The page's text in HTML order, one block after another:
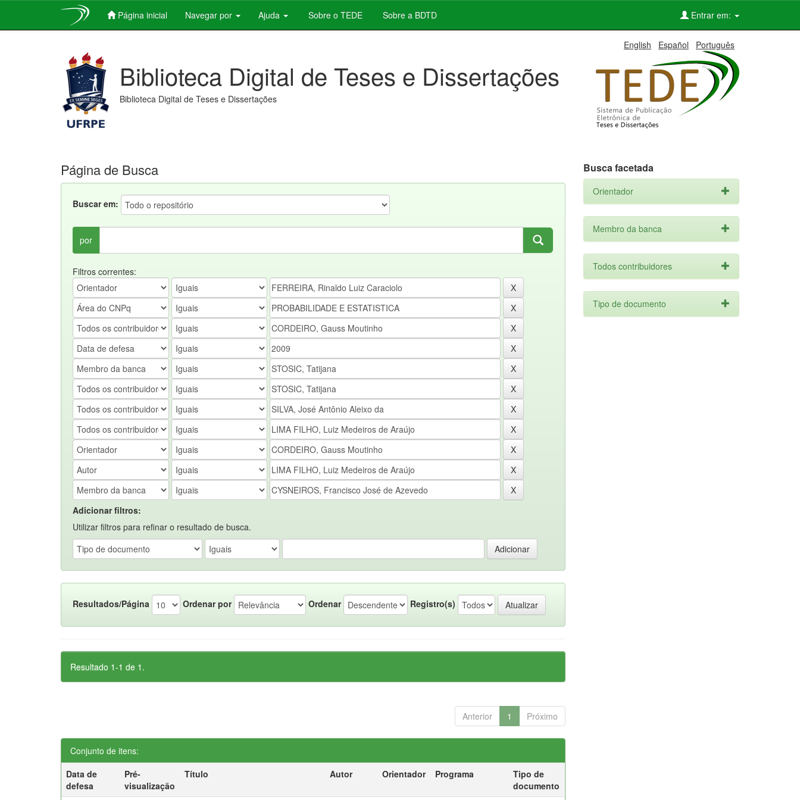
Página inicial Navegar por Ajuda Sobre o TEDE Sobre a BDTD Entrar em:
English Español Português
Biblioteca Digital de Teses e Dissertações
Biblioteca Digital de Teses e Dissertações
Página de Busca
Buscar em:
por
Filtros correntes:
Adicionar filtros:
Utilizar filtros para refinar o resultado de busca.
Resultados/Página Ordenar por Ordenar Registro(s)
Resultado 1-1 de 1.
Anterior 1 Próximo
Conjunto de itens:
Data de
defesa
Pré-
visualização
Título Autor Orientador Programa
Tipo de
documento
Busca facetada
Orientador
Membro da banca
Todos contribuidores
Tipo de documento